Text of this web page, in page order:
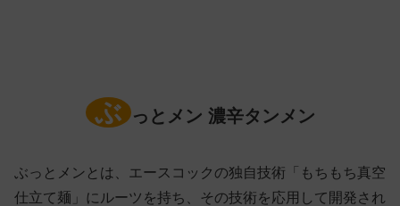
ぶ っとメン 濃辛タンメン
ぶっとメンとは、エースコックの独自技術「もちもち真空
仕立て麺」にルーツを持ち、その技術を応用して開発され